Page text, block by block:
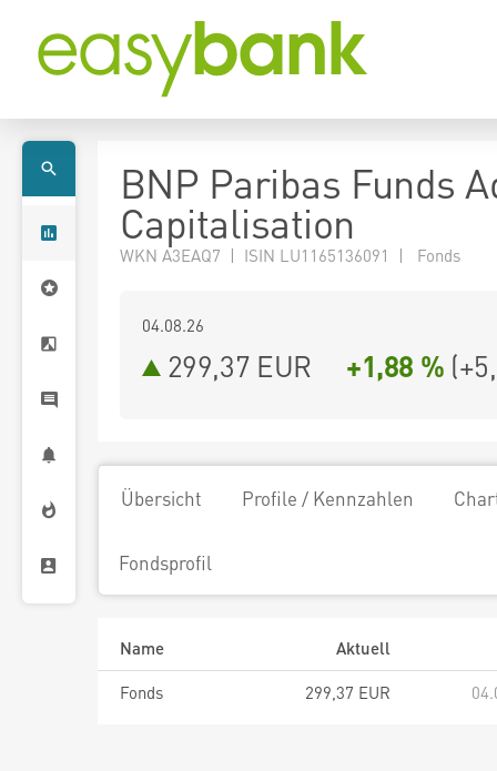
BNP Paribas Funds
Capitalisation
WKN A3EAQ7 | ISIN LU1165136091 | Fonds
04.08.26
299,37 EUR +1,88 % (
Übersicht Profile / Kennzahlen
Fondsprofil
Name
Aktuell
Fonds
299,37 EUR